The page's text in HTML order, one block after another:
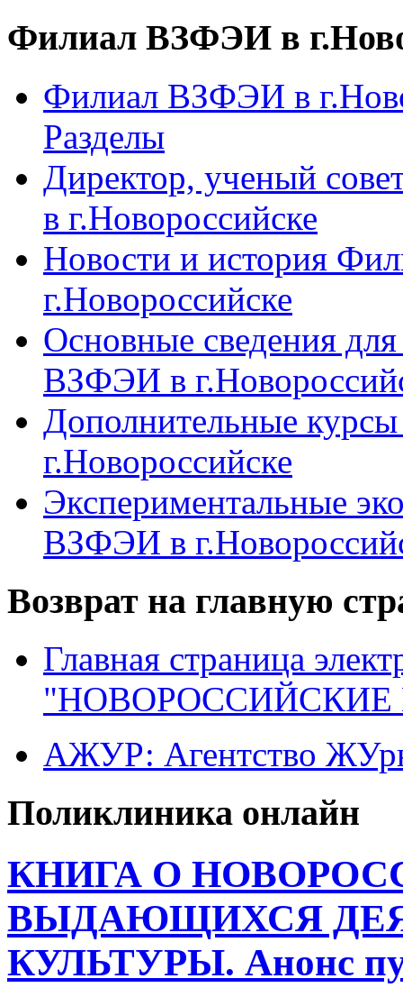
Филиал ВЗФЭИ в
Филиал ВЗФЭИ в
Разделы
Директор, ученый
в г.Новороссийске
Новости и история
г.Новороссийске
Основные сведения
ВЗФЭИ в
Дополнительные
г.Новороссийске
Экспериментальные
ВЗФЭИ в
Возврат на главную
Главная страница
"НОВОРОССИЙСКИЕ
АЖУР: Агентство
Поликлиника онлайн
КНИГА О
ВЫДАЮЩИХСЯ
КУЛЬТУРЫ. Анонс